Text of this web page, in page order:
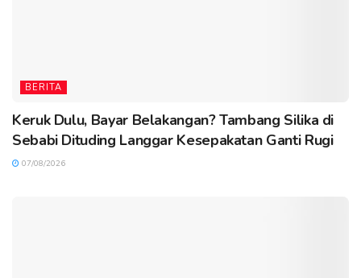
BERITA
Keruk Dulu, Bayar Belakangan? Tambang Silika di
Sebabi Dituding Langgar Kesepakatan Ganti Rugi
07/08/2026